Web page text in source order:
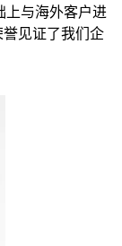
上与海外客户进
见证了我们企